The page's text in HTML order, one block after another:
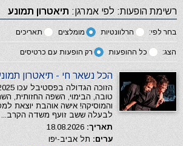
רשימת הופעות: לפי אמרגן: תיאטרון תמונע
בחר לפי: הרלוונטיות מומלצים תאריכים
הצג: כל ההופעות רק הופעות עם כרטיסים
הכל נשאר חי - תיאטרון
טובה, הבימוי, השפה החזותית,
והמוסיקה! אישה אוהבת יוצאת
לבעלה ששב זועף משדה הקרב...
תאריך:
ערים: תל אביב-יפו